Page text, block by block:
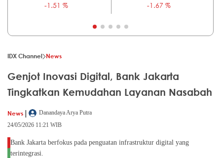
-1.51 %
-1.67 %
IDX Channel News
Genjot Inovasi Digital, Bank Jakarta
Tingkatkan Kemudahan Layanan Nasabah
News |
Danandaya Arya Putra
24/05/2026 11:21 WIB
Bank Jakarta berfokus pada penguatan infrastruktur digital yang
terintegrasi.